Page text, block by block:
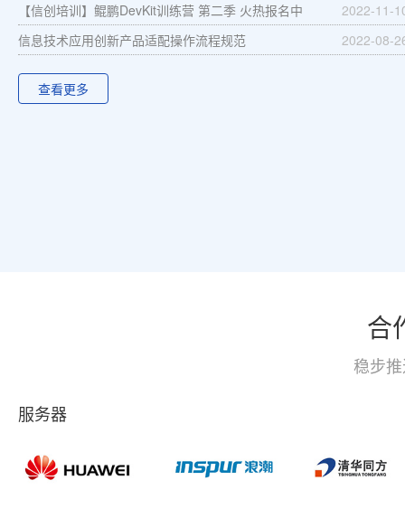
【信创培训】鲲鹏DevKit训练营 第二季 火热报名中
2022-11-
信息技术应用创新产品适配操作流程规范
2022-08-
查看更多
合
稳步
服务器